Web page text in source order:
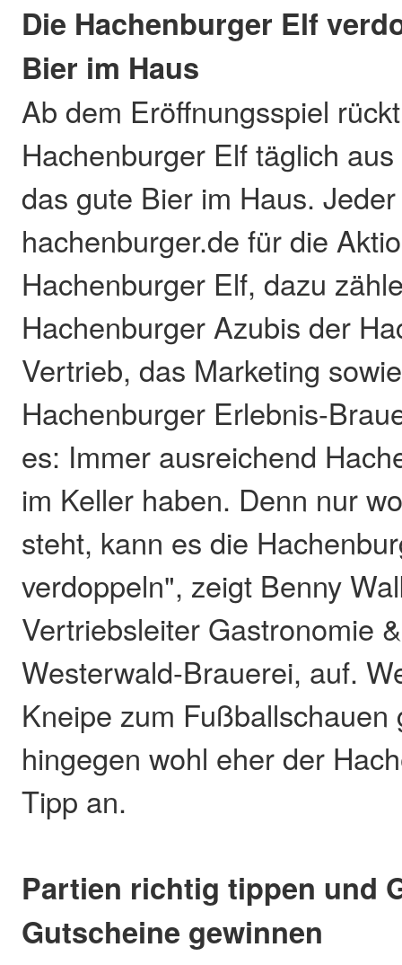
Die Hachenburger Elf
Bier im Haus
Ab dem Eröffnungsspiel
Hachenburger Elf täglich
das gute Bier im Haus.
hachenburger.de für die
Hachenburger Elf, dazu
Hachenburger Azubis der
Vertrieb, das Marketing
Hachenburger Erlebnis-
es: Immer ausreichend
im Keller haben. Denn nur
steht, kann es die
verdoppeln", zeigt Benny
Vertriebsleiter Gastronomie
Westerwald-Brauerei, auf.
Kneipe zum Fußballschauen
hingegen wohl eher der
Tipp an.
Partien richtig tippen und
Gutscheine gewinnen